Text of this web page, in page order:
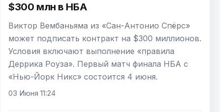
$300 млн в НБА
Виктор Вембаньяма из «Сан-Антонио Спёрс»
может подписать контракт на $300 миллионов.
Условия включают выполнение «правила
Деррика Роуза». Первый матч финала НБА с
«Нью-Йорк Никс» состоится 4 июня.
03 Июня 11:24